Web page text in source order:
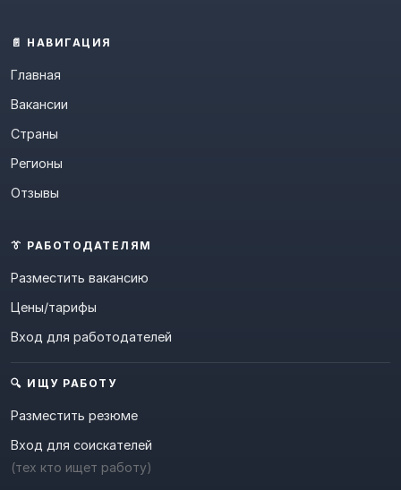
📄 НАВИГАЦИЯ
Главная
Вакансии
Страны
Регионы
Отзывы
👔 РАБОТОДАТЕЛЯМ
Разместить вакансию
Цены/тарифы
Вход для работодателей
🔍 ИЩУ РАБОТУ
Разместить резюме
Вход для соискателей
(тех кто ищет работу)